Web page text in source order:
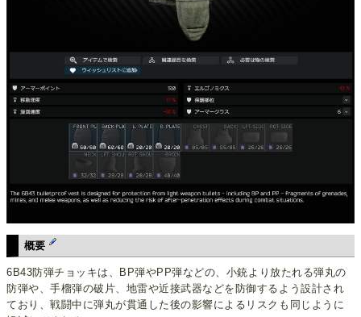
概要
6B43防弾チョッキは、BP弾やPP弾などの、小銃より放たれる弾丸の
防弾や、手榴弾の破片、地雷や近接武器などを防御するよう設計され
ており、戦闘中に弾丸が貫通した後の影響によるリスクも同じように